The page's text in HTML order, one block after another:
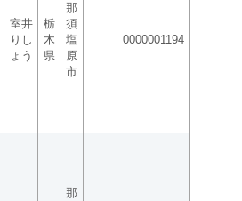
室井
りし
ょう
栃
木
県
那
須
塩
原
市
0000001194
那